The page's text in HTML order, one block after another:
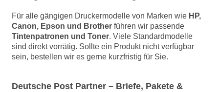
Für alle gängigen Druckermodelle von Marken wie HP,
Canon, Epson und Brother führen wir passende
Tintenpatronen und Toner. Viele Standardmodelle
sind direkt vorrätig. Sollte ein Produkt nicht verfügbar
sein, bestellen wir es gerne kurzfristig für Sie.
Deutsche Post Partner – Briefe, Pakete &